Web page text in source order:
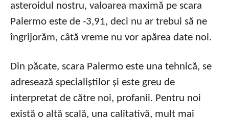
asteroidul nostru, valoarea maximă pe scara
Palermo este de -3,91, deci nu ar trebui să ne
îngrijorăm, câtă vreme nu vor apărea date noi.
Din păcate, scara Palermo este una tehnică, se
adresează specialiștilor și este greu de
interpretat de către noi, profanii. Pentru noi
există o altă scală, una calitativă, mult mai